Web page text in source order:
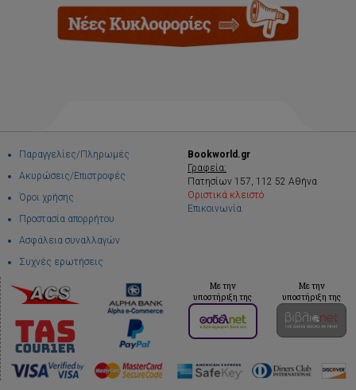
Παραγγελίες/Πληρωμές
Ακυρώσεις/Επιστροφές
Όροι χρήσης
Προστασία απορρήτου
Ασφάλεια συναλλαγών
Συχνές ερωτήσεις
Bookworld.gr
Γραφεία:
Πατησίων 157, 112 52 Αθήνα
Οριστικά κλειστό
Επικοινωνία
Με την
υποστήριξη της
Με την
υποστήριξη της